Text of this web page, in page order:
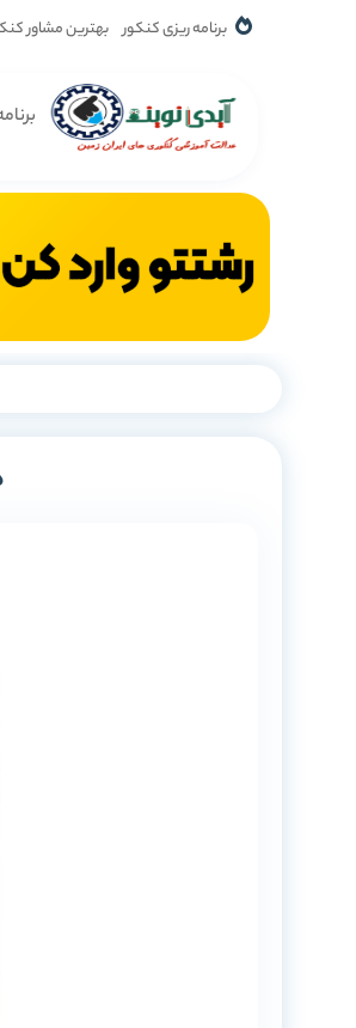
برنامه ریزی کنکور بهترین مشاور